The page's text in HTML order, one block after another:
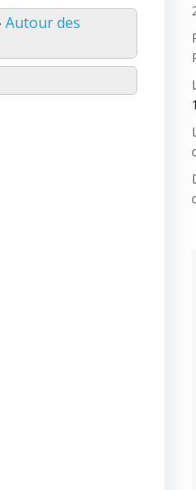
Autour des